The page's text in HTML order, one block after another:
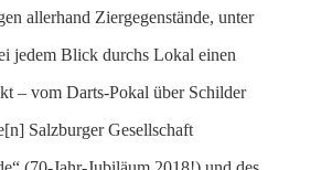
allerhand Ziergegenstände, unter
jedem Blick durchs Lokal einen
– vom Darts-Pokal über Schilder
Salzburger Gesellschaft